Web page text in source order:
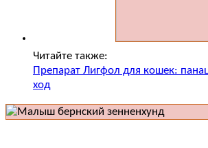
Читайте также:
Препарат Лигфол для кошек:
ход